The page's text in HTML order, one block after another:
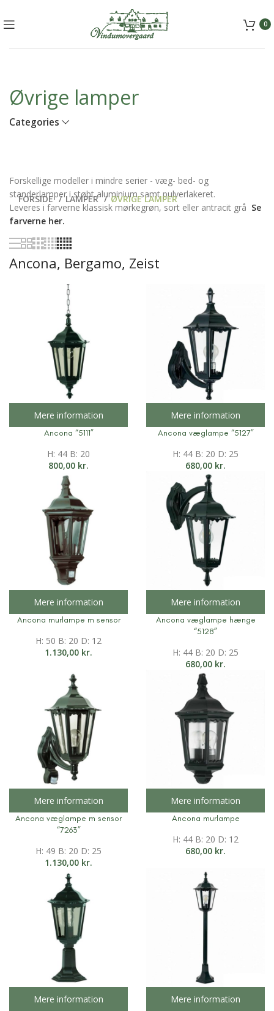
0
Øvrige lamper
Categories
FORSIDE LAMPER ØVRIGE LAMPER
Forskellige modeller i mindre serier - væg- bed- og
standerlamper i støbt aluminium samt pulverlakeret.
Leveres i farverne klassisk mørkegrøn, sort eller antracit grå Se
farverne her.
Ancona, Bergamo, Zeist
Mere information
Ancona “5111”
H: 44 B: 20
800,00 kr.
Mere information
Ancona væglampe “5127”
H: 44 B: 20 D: 25
680,00 kr.
Mere information
Ancona murlampe m sensor
H: 50 B: 20 D: 12
1.130,00 kr.
Mere information
Ancona væglampe hænge
“5128”
H: 44 B: 20 D: 25
680,00 kr.
Mere information
Ancona væglampe m sensor
“7263”
H: 49 B: 20 D: 25
1.130,00 kr.
Mere information
Ancona murlampe
H: 44 B: 20 D: 12
680,00 kr.
Mere information Mere information
mail@vindumovergaard.dk